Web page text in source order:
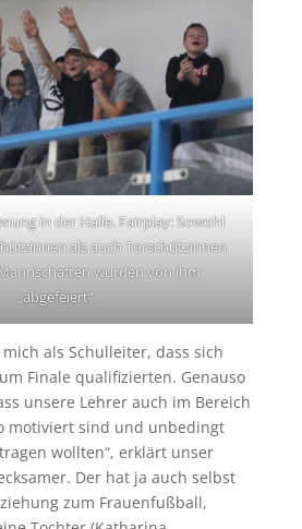
in der Halle. Fairplay: Sowohl
als auch Torschützinnen
wurden von ihm
„abgefeiert“.
als Schulleiter, dass sich
Finale qualifizierten. Genauso
unsere Lehrer auch im Bereich
motiviert sind und unbedingt
wollten“, erklärt unser
Der hat ja auch selbst
zum Frauenfußball,